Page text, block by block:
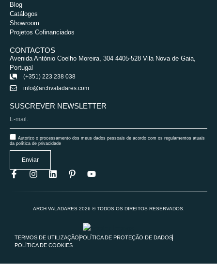
Blog
Catálogos
Showroom
Projetos Cofinanciados
CONTACTOS
Avenida António Coelho Moreira, 304 4405-528 Vila Nova de Gaia,
Portugal
(+351) 223 238 038
info@archvaladares.com
SUSCREVER NEWSLETTER
Autorizo o processamento dos meus dados pessoais de acordo com os regulamentos atuais
da política de privacidade
Enviar
ARCH VALADARES 2026 ® TODOS OS DIREITOS RESERVADOS.
TERMOS DE UTILIZAÇÃO POLÍTICA DE PROTEÇÃO DE DADOS
POLÍTICA DE COOKIES